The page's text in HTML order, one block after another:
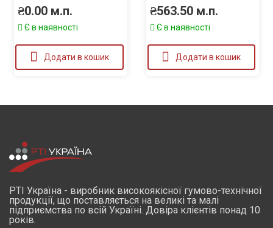
₴0.00 м.п.
Є в наявності
Додати в кошик
₴563.50 м.п.
Є в наявності
Додати в кошик
РТІ Україна - виробник високоякісної гумово-технічної
продукції, що поставляється на великі та малі
підприємства по всій Україні. Довіра клієнтів понад 10
років.